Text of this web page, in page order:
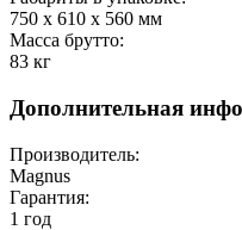
750 x 610 x 560 мм
Масса брутто:
83 кг
Дополнительная
Производитель:
Magnus
Гарантия:
1 год